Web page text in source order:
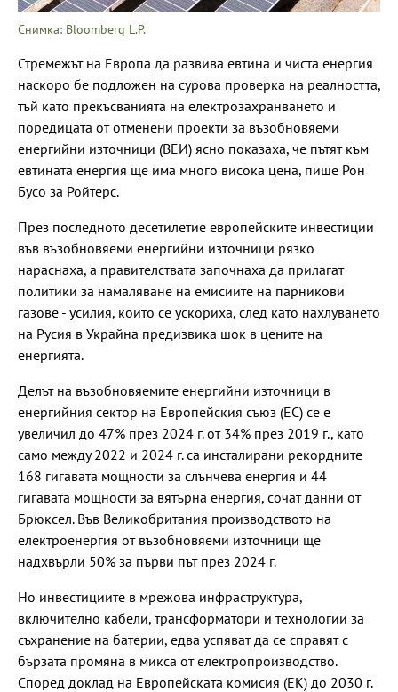
Снимка: Bloomberg L.P.
Стремежът на Европа да развива евтина и чиста енергия
наскоро бе подложен на сурова проверка на реалността,
тъй като прекъсванията на електрозахранването и
поредицата от отменени проекти за възобновяеми
енергийни източници (ВЕИ) ясно показаха, че пътят към
евтината енергия ще има много висока цена, пише Рон
Бусо за Ройтерс.
През последното десетилетие европейските инвестиции
във възобновяеми енергийни източници рязко
нараснаха, а правителствата започнаха да прилагат
политики за намаляване на емисиите на парникови
газове - усилия, които се ускориха, след като нахлуването
на Русия в Украйна предизвика шок в цените на
енергията.
Делът на възобновяемите енергийни източници в
енергийния сектор на Европейския съюз (ЕС) се е
увеличил до 47% през 2024 г. от 34% през 2019 г., като
само между 2022 и 2024 г. са инсталирани рекордните
168 гигавата мощности за слънчева енергия и 44
гигавата мощности за вятърна енергия, сочат данни от
Брюксел. Във Великобритания производството на
електроенергия от възобновяеми източници ще
надхвърли 50% за първи път през 2024 г.
Но инвестициите в мрежова инфраструктура,
включително кабели, трансформатори и технологии за
съхранение на батерии, едва успяват да се справят с
бързата промяна в микса от електропроизводство.
Според доклад на Европейската комисия (ЕК) до 2030 г.